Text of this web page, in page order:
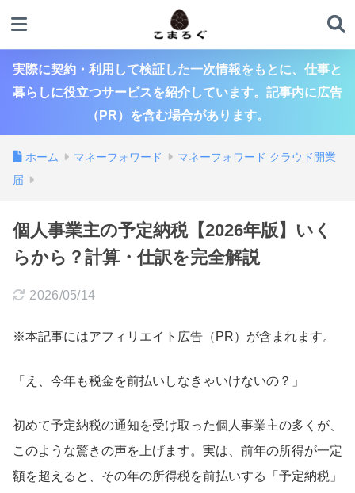
実際に契約・利用して検証した一次情報をもとに、仕事と
暮らしに役立つサービスを紹介しています。記事内に広告
（PR）を含む場合があります。
ホーム マネーフォワード
マネーフォワード クラウド開業
届
個人事業主の予定納税【2026年版】いく
らから？計算・仕訳を完全解説
2026/05/14
※本記事にはアフィリエイト広告（PR）が含まれます。
「え、今年も税金を前払いしなきゃいけないの？」
初めて予定納税の通知を受け取った個人事業主の多くが、
このような驚きの声を上げます。実は、前年の所得が一定
額を超えると、その年の所得税を前払いする「予定納税」